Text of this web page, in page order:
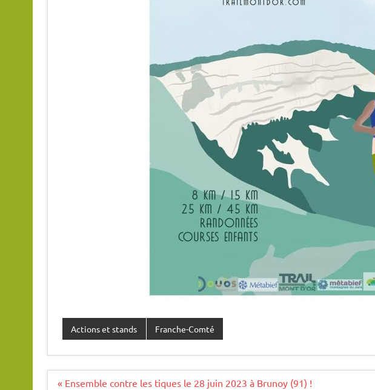
Actions et stands Franche-Comté
Navigation
« Ensemble contre les tiques le 28 juin 2023 à Brunoy (91) !